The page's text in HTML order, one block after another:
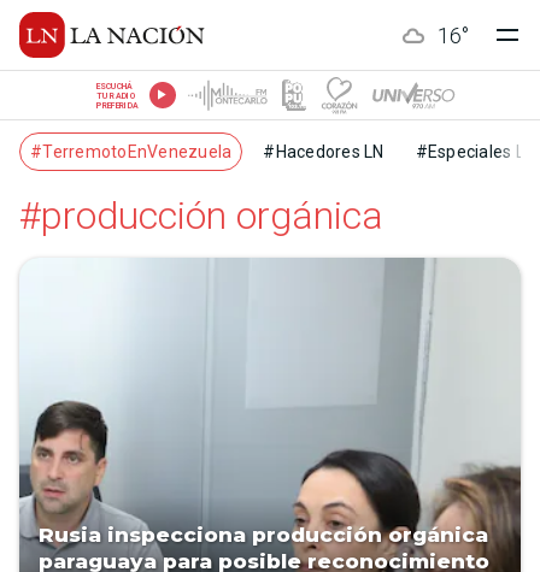
16°
ESCUCHÁ
TU RADIO
PREFERIDA
#TerremotoEnVenezuela #Hacedores LN #Especiales LN
#producción orgánica
Rusia inspecciona producción orgánica
paraguaya para posible reconocimiento